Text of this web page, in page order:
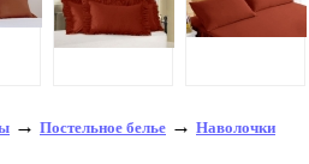
→ Постельное белье → Наволочки